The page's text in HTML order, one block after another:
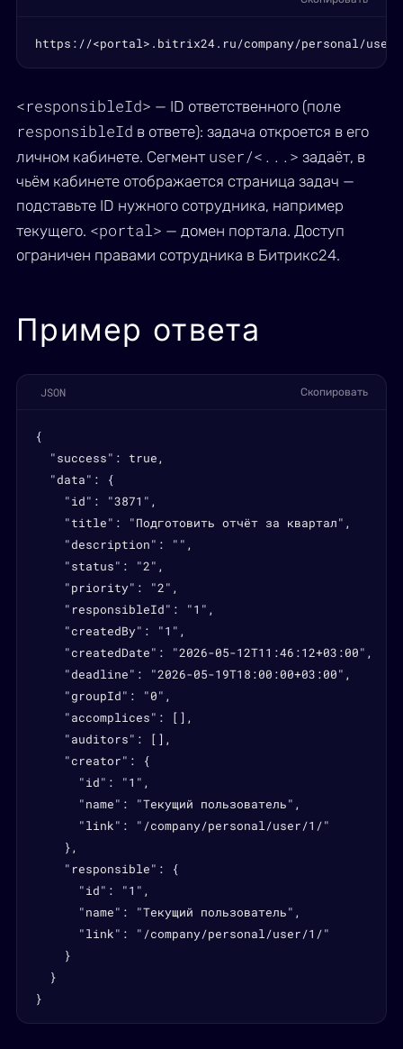
https://<portal>.bitrix24.ru/company/personal/
<responsibleId> — ID ответственного (поле
responsibleId в ответе): задача откроется в его
личном кабинете. Сегмент user/<...> задаёт, в
чьём кабинете отображается страница задач —
подставьте ID нужного сотрудника, например
текущего. <portal> — домен портала. Доступ
ограничен правами сотрудника в Битрикс24.
Пример ответа
JSON Скопировать
{
  "success": true,
  "data": {
    "id": "3871",
    "title": "Подготовить отчёт за квартал",
    "description": "",
    "status": "2",
    "priority": "2",
    "responsibleId": "1",
    "createdBy": "1",
    "createdDate": "2026-05-12T11:46:12+03:00",
    "deadline": "2026-05-19T18:00:00+03:00",
    "groupId": "0",
    "accomplices": [],
    "auditors": [],
    "creator": {
      "id": "1",
      "name": "Текущий пользователь",
      "link": "/company/personal/user/1/"
    },
    "responsible": {
      "id": "1",
      "name": "Текущий пользователь",
      "link": "/company/personal/user/1/"
    }
  }
}